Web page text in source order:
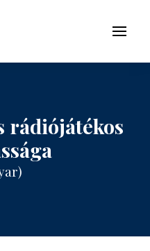
Menü
rádiójátékos